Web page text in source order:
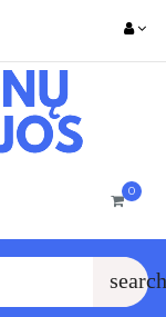
0
search